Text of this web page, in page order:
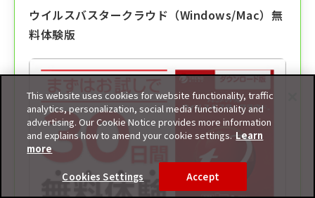
ウイルスバスタークラウド（Windows/Mac）無
料体験版
This website uses cookies for website functionality, traffic
analytics, personalization, social media functionality and
advertising. Our Cookie Notice provides more information
and explains how to amend your cookie settings. Learn
more
Cookies Settings Accept